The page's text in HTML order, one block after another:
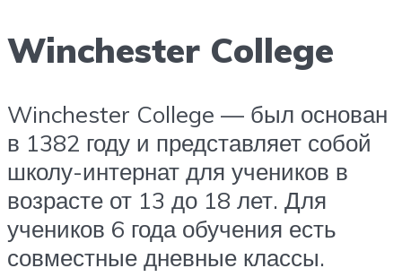
Winchester College
Winchester College — был основан
в 1382 году и представляет собой
школу-интернат для учеников в
возрасте от 13 до 18 лет. Для
учеников 6 года обучения есть
совместные дневные классы.